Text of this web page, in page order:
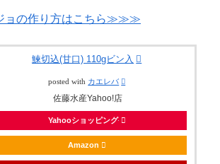
ョの作り方はこちら≫≫≫
鰊切込(甘口) 110gビン入
posted with カエレバ
佐藤水産Yahoo!店
Yahooショッピング
Amazon